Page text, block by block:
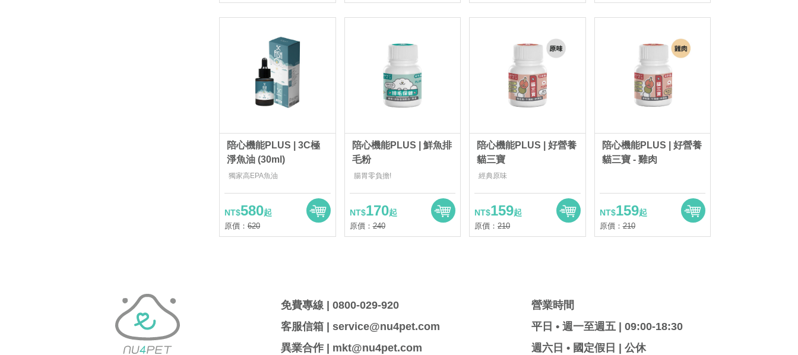
陪心機能PLUS | 3C極
淨魚油 (30ml)
獨家高EPA魚油
NT$580起
原價： 620
陪心機能PLUS | 鮮魚排
毛粉
腸胃零負擔!
NT$170起
原價：240
陪心機能PLUS | 好營養
貓三寶
經典原味
NT$159起
原價： 210
陪心機能PLUS | 好營養
貓三寶 - 雞肉
NT$159起
原價：210
免費專線 | 0800-029-920
客服信箱 | service@nu4pet.com
異業合作 | mkt@nu4pet.com
營業時間
平日 • 週一至週五 | 09:00-18:30
週六日 • 國定假日 | 公休